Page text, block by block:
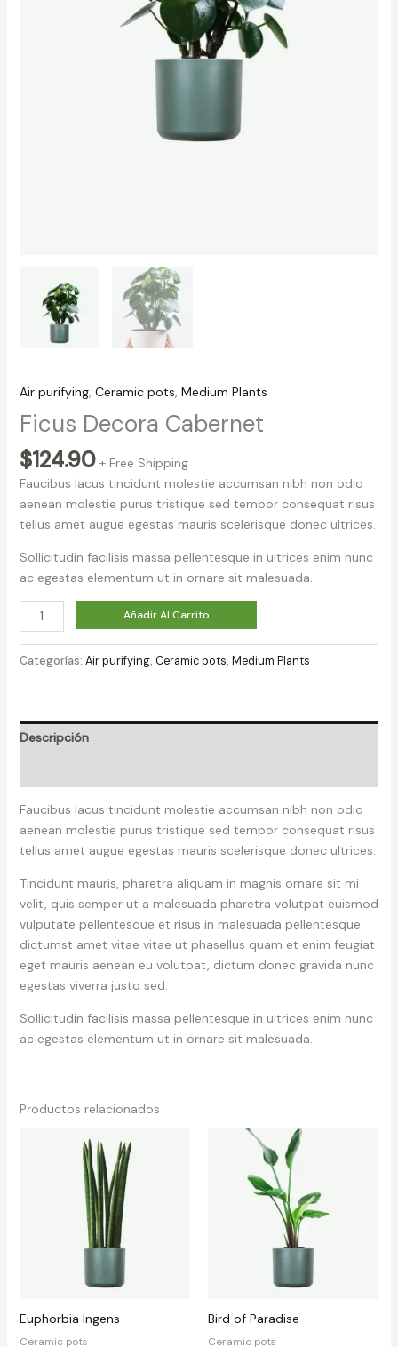
Air purifying, Ceramic pots Medium Plants
Ficus Decora Cabernet
$124.90 + Free Shipping
Faucibus lacus tincidunt molestie accumsan nibh non odio
aenean molestie purus tristique sed tempor consequat risus
tellus amet augue egestas mauris scelerisque donec ultrices.
Sollicitudin facilisis massa pellentesque in ultrices enim nunc
ac egestas elementum ut in ornare sit malesuada.
Ficus
Decora
cantidad
Añadir Al Carrito
Categorías: Air purifying, Ceramic pots, Medium Plants
Descripción
Faucibus lacus tincidunt molestie accumsan nibh non odio
aenean molestie purus tristique sed tempor consequat risus
tellus amet augue egestas mauris scelerisque donec ultrices.
Tincidunt mauris, pharetra aliquam in magnis ornare sit mi
velit, quis semper ut a malesuada pharetra volutpat euismod
vulputate pellentesque et risus in malesuada pellentesque
dictumst amet vitae vitae ut phasellus quam et enim feugiat
eget mauris aenean eu volutpat, dictum donec gravida nunc
egestas viverra justo sed.
Sollicitudin facilisis massa pellentesque in ultrices enim nunc
ac egestas elementum ut in ornare sit malesuada.
Productos relacionados
Euphorbia Ingens
Ceramic pots
Bird of Paradise
Ceramic pots